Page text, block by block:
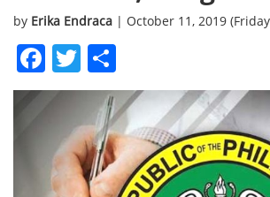
by Erika Endraca | October 11, 2019
Facebook
Twitter